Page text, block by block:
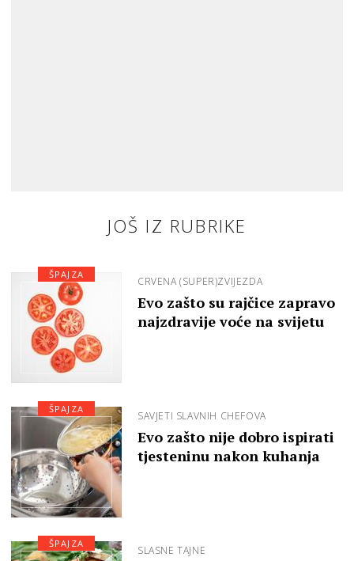
JOŠ IZ RUBRIKE
CRVENA (SUPER)ZVIJEZDA
Evo zašto su rajčice zapravo
najzdravije voće na svijetu
ŠPAJZA
SAVJETI SLAVNIH CHEFOVA
Evo zašto nije dobro ispirati
tjesteninu nakon kuhanja
ŠPAJZA
SLASNE TAJNE
ŠPAJZA